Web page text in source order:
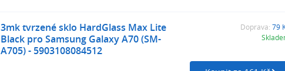
3mk tvrzené sklo HardGlass Max Lite
Black pro Samsung Galaxy A70 (SM-
A705) - 5903108084512
Doprava: 79